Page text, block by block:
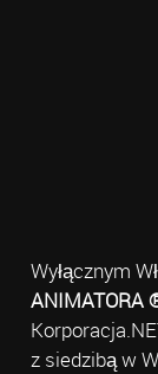
Wyłącznym
ANIMATORA
z siedzibą w